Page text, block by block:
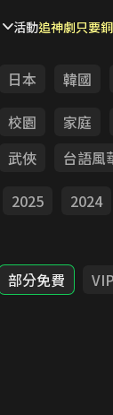
活動追神劇只要
日本 韓國
校園 家庭
武俠 台語風
2025 2024
部分免費